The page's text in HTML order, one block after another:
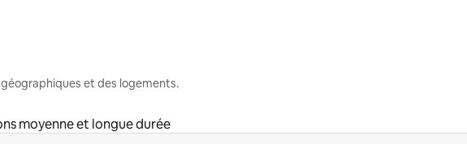
et des logements.
moyenne et longue durée